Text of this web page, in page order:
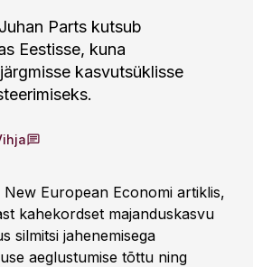
Parts kutsub
Eestisse, kuna
kasvutsüklisse
European Economi artiklis,
kahekordset majanduskasvu
silmitsi jahenemisega
aeglustumise tõttu ning